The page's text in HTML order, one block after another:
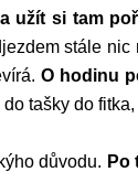
užít si tam
stále
O hodinu
tašky do
důvodu. Po